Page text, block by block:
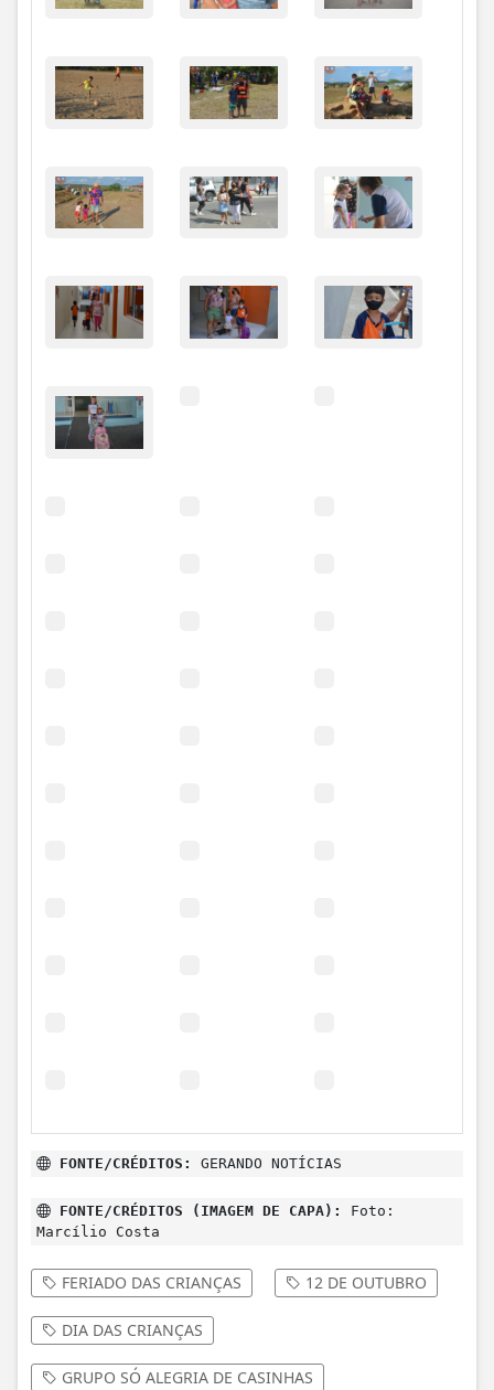
FONTE/CRÉDITOS: GERANDO NOTÍCIAS
FONTE/CRÉDITOS (IMAGEM DE CAPA):
Foto:
Marcílio Costa
FERIADO DAS CRIANÇAS 12 DE OUTUBRO
DIA DAS CRIANÇAS
GRUPO SÓ ALEGRIA DE CASINHAS